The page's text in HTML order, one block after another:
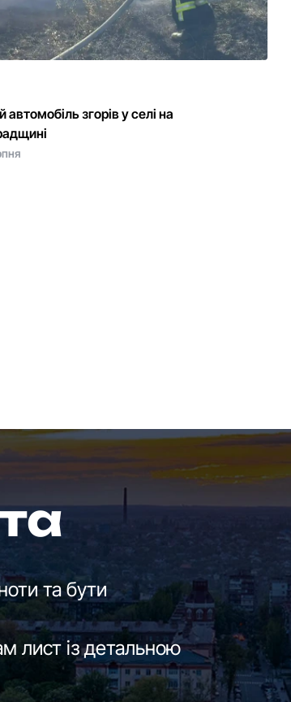
автомобіль згорів у селі на
та бути
лист із детальною